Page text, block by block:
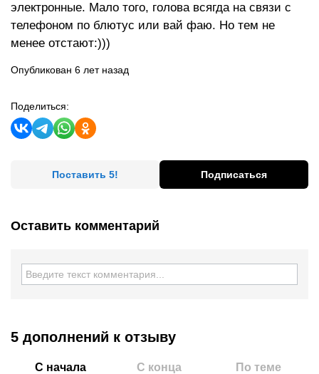
электронные. Мало того, голова всягда на связи с
телефоном по блютус или вай фаю. Но тем не
менее отстают:)))
Опубликован 6 лет назад
Поделиться:
Поставить 5! Подписаться
Оставить комментарий
5 дополнений к отзыву
С начала С конца По теме